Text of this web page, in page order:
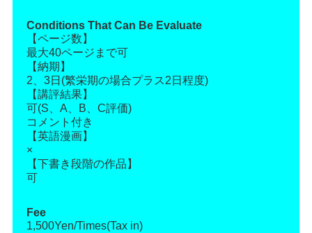
Conditions That Can Be Evaluate
【ページ数】
最大40ページまで可
【納期】
2、3日(繁栄期の場合プラス2日程度)
【講評結果】
可(S、A、B、C評価)
コメント付き
【英語漫画】
×
【下書き段階の作品】
可
Fee
1,500Yen/Times(Tax in)